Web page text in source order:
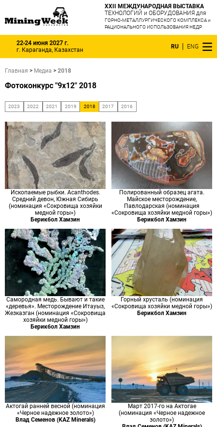
XXII МЕЖДУНАРОДНАЯ ВЫСТАВКА
ТЕХНОЛОГИЙ и ОБОРУДОВАНИЯ для
ГОРНО-МЕТАЛЛУРГИЧЕСКОГО КОМПЛЕКСА и
РАЦИОНАЛЬНОГО ИСПОЛЬЗОВАНИЯ НЕДР
22-24 июня 2027 г.
г. Караганда, Казахстан
RU ENG
Главная > Медиа > 2018
Фотоконкурс "9x12" 2018
2023 2022 2021 2019 2018 2017 2016
Ископаемые рыбки. Acanthodes.
Средний девон, Южная Сибирь
(номинация «Сокровища хозяйки
медной горы»)
Берикбол Хамзин
Полированный образец агата.
Майское месторождение,
Павлодарская (номинация
«Сокровища хозяйки медной горы»)
Берикбол Хамзин
Самородная медь. Бывают и такие
«деревья». Месторождение Итауыз,
Жезказган (номинация «Сокровища
хозяйки медной горы»)
Берикбол Хамзин
Горный хрусталь (номинация
«Сокровища хозяйки медной горы»)
Берикбол Хамзин
Актогай ранней весной (номинация
«Черное надежное золото»)
Влад Семенов (KAZ Minerals)
Март 2017-го на Актогае
(номинация «Черное надежное
золото»)